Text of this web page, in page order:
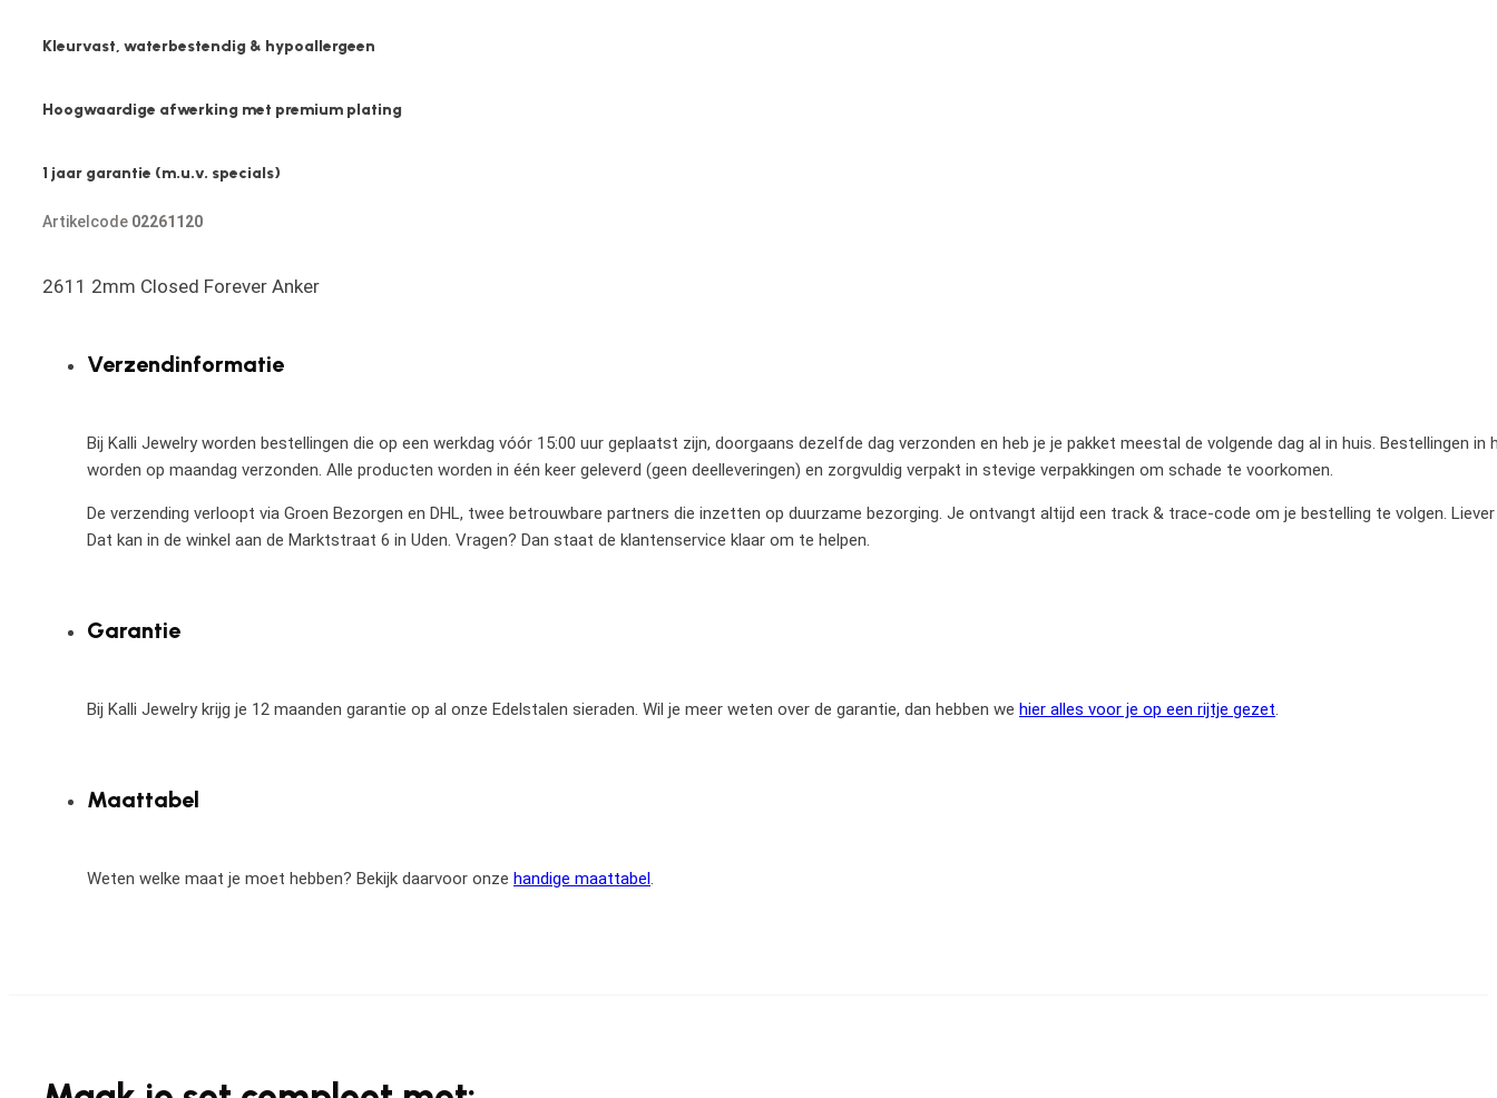
Kleurvast, waterbestendig & hypoallergeen
Hoogwaardige afwerking met premium plating
1 jaar garantie (m.u.v. specials)
Artikelcode 02261120
2611 2mm Closed Forever Anker
Verzendinformatie
Bij Kalli Jewelry worden bestellingen die op een werkdag vóór 15:00 uur geplaatst zijn, doorgaans dezelfde dag verzonden en heb je je pakket meestal de volgende dag al in huis. Bestellingen in
worden op maandag verzonden. Alle producten worden in één keer geleverd (geen deelleveringen) en zorgvuldig verpakt in stevige verpakkingen om schade te voorkomen.
De verzending verloopt via Groen Bezorgen en DHL, twee betrouwbare partners die inzetten op duurzame bezorging. Je ontvangt altijd een track & trace-code om je bestelling te volgen.
Dat kan in de winkel aan de Marktstraat 6 in Uden. Vragen? Dan staat de klantenservice klaar om te helpen.
Garantie
Bij Kalli Jewelry krijg je 12 maanden garantie op al onze Edelstalen sieraden. Wil je meer weten over de garantie, dan hebben we hier alles voor je op een rijtje gezet.
Maattabel
Weten welke maat je moet hebben? Bekijk daarvoor onze handige maattabel.